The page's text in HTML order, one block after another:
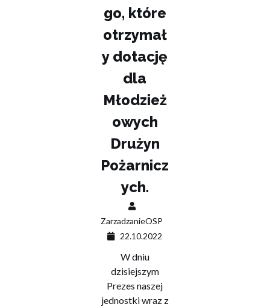
go, które
otrzymał
y dotację
dla
Młodzież
owych
Drużyn
Pożarnicz
ych.
ZarzadzanieOSP
22.10.2022
W dniu
dzisiejszym
Prezes naszej
jednostki wraz z